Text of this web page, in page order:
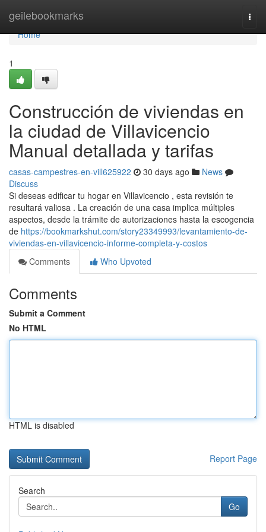
geilebookmarks
Home
Home
1
Construcción de viviendas en
la ciudad de Villavicencio
Manual detallada y tarifas
casas-campestres-en-vill625922 30 days ago
News
Discuss
Si deseas edificar tu hogar en Villavicencio , esta revisión te
resultará valiosa . La creación de una casa implica múltiples
aspectos, desde la trámite de autorizaciones hasta la escogencia
de https://bookmarkshut.com/story23349993/levantamiento-de-
viviendas-en-villavicencio-informe-completa-y-costos
Comments
Who Upvoted
Comments
Submit a Comment
No HTML
HTML is disabled
Report Page
Search
Go